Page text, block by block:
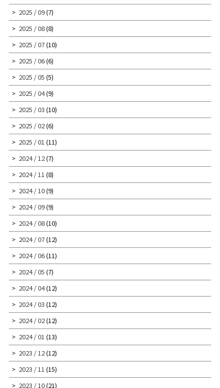
2025 / 09(7)
2025 / 08(8)
2025 / 07(10)
2025 / 06(6)
2025 / 05 (5)
2025 / 04(9)
2025 / 03 (10)
2025 / 02(6)
2025 / 01 (11)
2024 / 12(7)
2024 / 11 (8)
2024 / 10(9)
2024 / 09(9)
2024 / 08(10)
2024 / 07(12)
2024 / 06(11)
2024 / 05 (7)
2024 / 04(12)
2024 / 03 (12)
2024 / 02(12)
2024 / 01 (13)
2023 / 12(12)
2023 / 11 (15)
2023 / 10(21)